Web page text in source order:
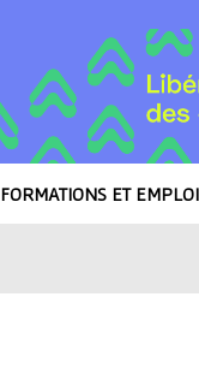
FORMATIONS ET